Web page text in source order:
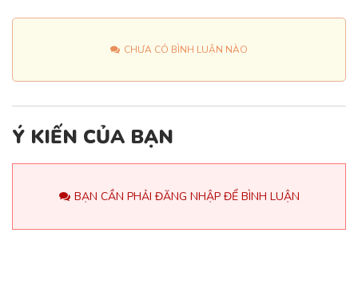
CHƯA CÓ BÌNH LUẬN NÀO
Ý KIẾN CỦA BẠN
BẠN CẦN PHẢI ĐĂNG NHẬP ĐỂ BÌNH LUẬN